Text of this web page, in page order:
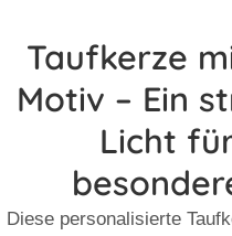
Taufkerze
Motiv – Ein
Licht
Diese personalisierte